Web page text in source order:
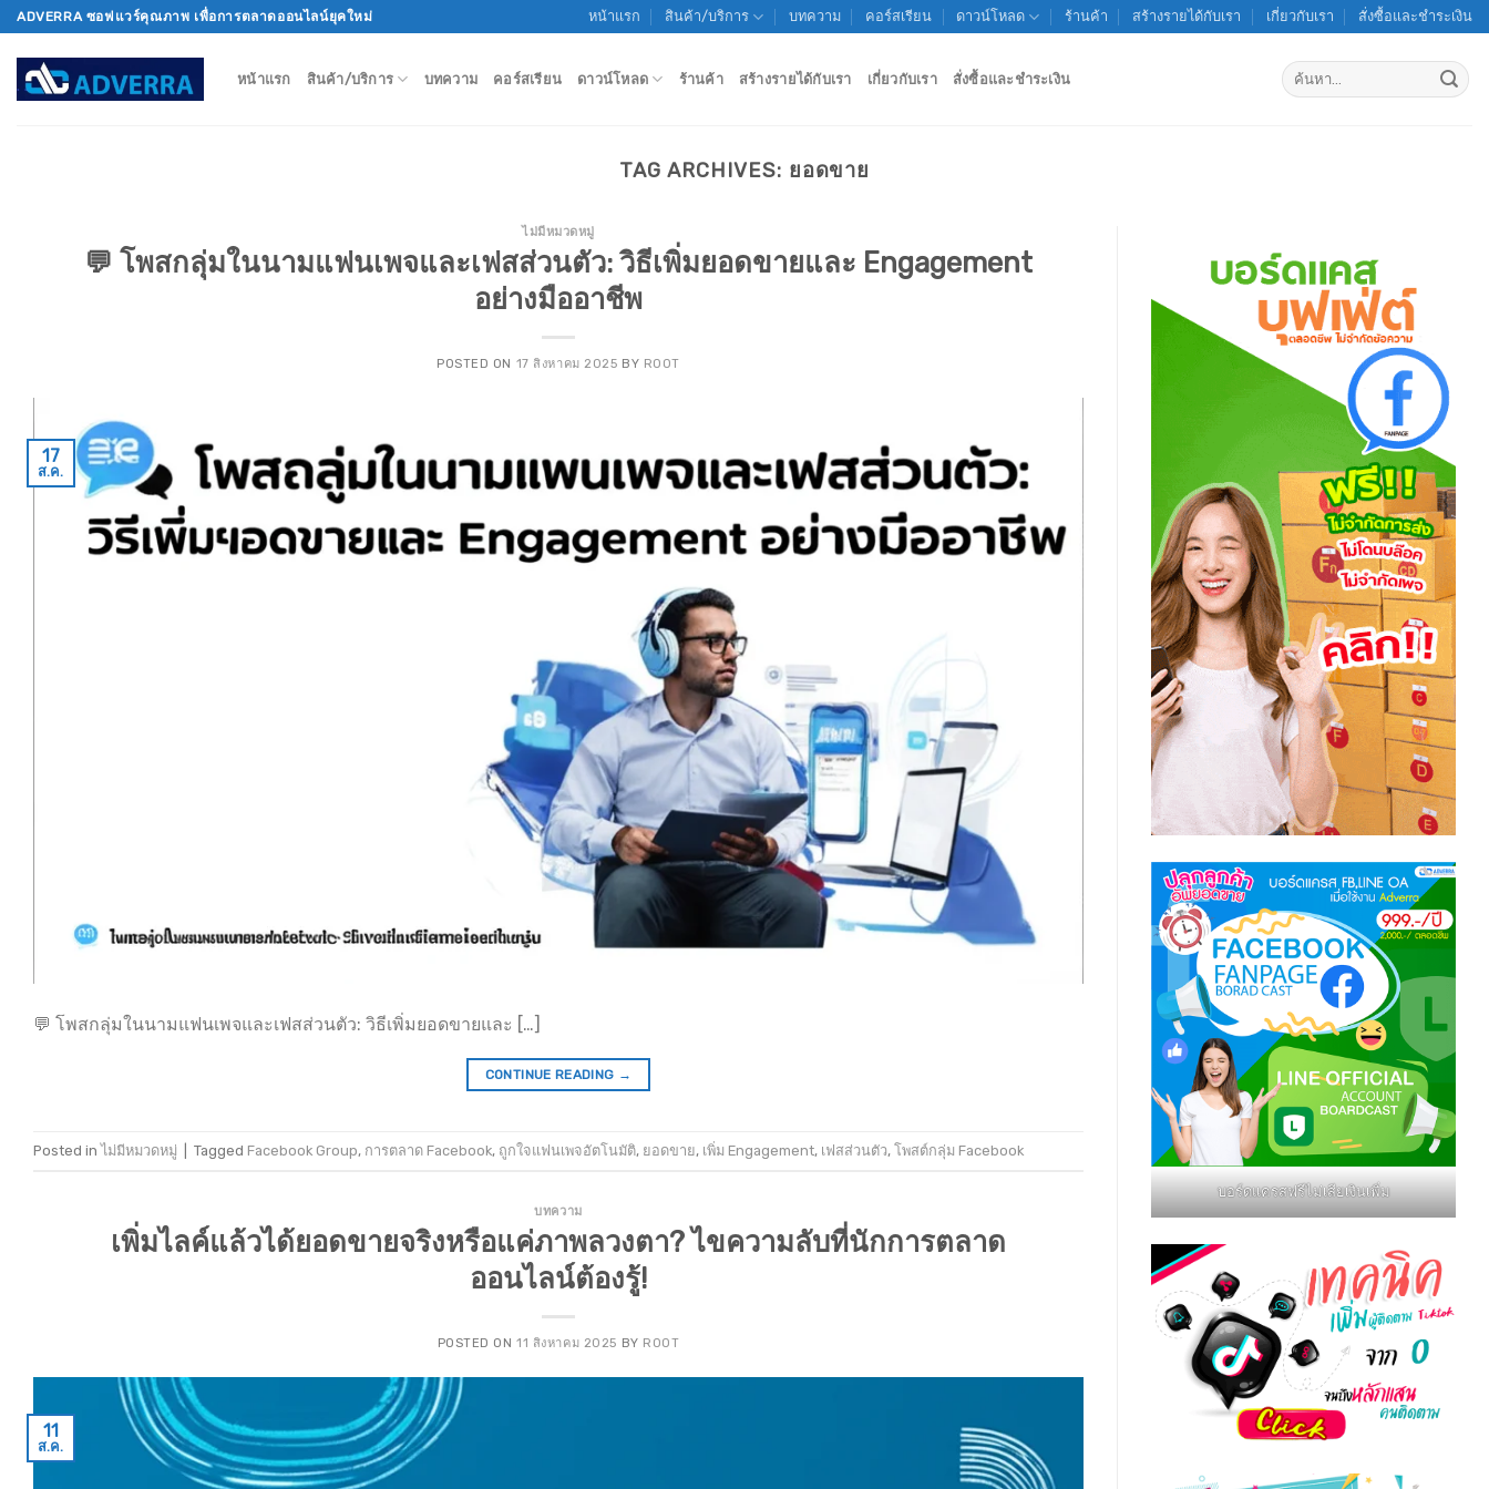
Skip
to
content
ADVERRA ซอฟแวร์คุณภาพ เพื่อการตลาดออนไลน์ยุคใหม่ หน้าแรก สินค้า/บริการ บทความ คอร์สเรียน ดาวน์โหลด ร้านค้า สร้างรายได้กับเรา เกี่ยวกับเรา สั่งซื้อและชำระเงิน
หน้าแรก สินค้า/บริการ บทความ คอร์สเรียน ดาวน์โหลด ร้านค้า สร้างรายได้กับเรา เกี่ยวกับเรา สั่งซื้อและชำระเงิน
ค้นหา:
TAG ARCHIVES: ยอดขาย
ไม่มีหมวดหมู่
💬 โพสกลุ่มในนามแฟนเพจและเฟสส่วนตัว: วิธีเพิ่มยอดขายและ Engagement
อย่างมืออาชีพ
POSTED ON 17 สิงหาคม 2025 BY ROOT
17
ส.ค.
💬 โพสกลุ่มในนามแฟนเพจและเฟสส่วนตัว: วิธีเพิ่มยอดขายและ […]
CONTINUE READING →
Posted inไม่มีหมวดหมู่ Tagged Facebook Group, การตลาด Facebook, ถูกใจแฟนเพจอัตโนมัติ, ยอดขาย, เพิ่ม Engagement, เฟสส่วนตัว, โพสต์กลุ่ม Facebook
บทความ
เพิ่มไลค์แล้วได้ยอดขายจริงหรือแค่ภาพลวงตา? ไขความลับที่นักการตลาด
ออนไลน์ต้องรู้!
POSTED ON11 สิงหาคม 2025 BY ROOT
11
ส.ค.
บอร์ดแครสฟรีไม่เสียเงินเพิ่ม